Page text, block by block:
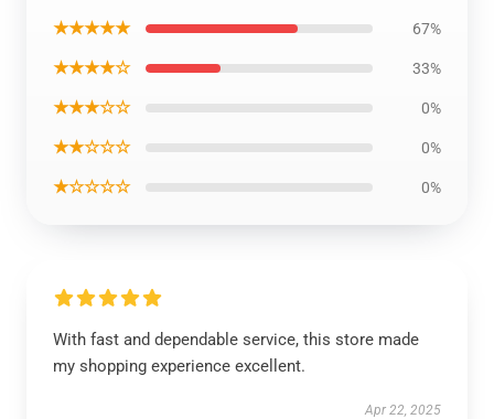
★★★★★ 67%
★★★★☆ 33%
★★★☆☆ 0%
★★☆☆☆ 0%
★☆☆☆☆ 0%
With fast and dependable service, this store made
my shopping experience excellent.
Apr 22, 2025